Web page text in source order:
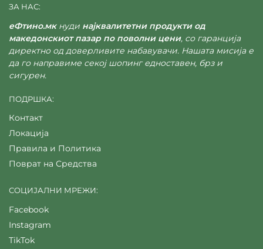
ЗА НАС:
еФтино.мкнуди најквалитетни продукти од
македонскиот пазар по поволни цени, со гаранција
директно од доверливите набавувачи. Нашата мисија е
да го направиме секој шопинг едноставен, брз и
сигурен.
ПОДРШКА:
Контакт
Локација
Правила и Политика
Поврат на Средства
СОЦИЈАЛНИ МРЕЖИ:
Facebook
Instagram
TikTok